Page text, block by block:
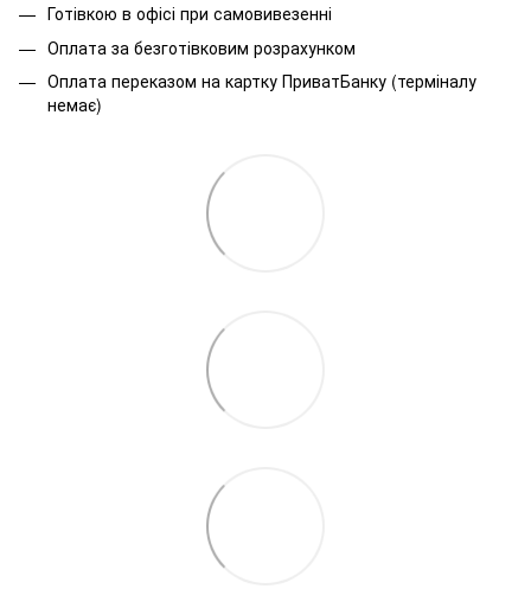
Готівкою в офісі при самовивезенні
Оплата за безготівковим розрахунком
Оплата переказом на картку ПриватБанку (терміналу
немає)